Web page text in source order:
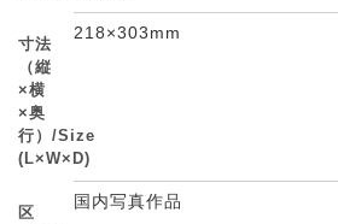
寸法
（縦
×横
×奥
行）/Size
(L×W×D)
218×303mm
区
国内写真作品